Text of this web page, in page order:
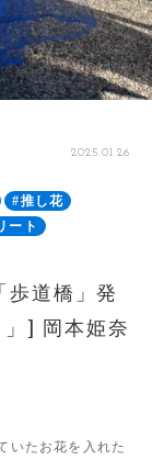
2025.01.26
#推し花
ート
道橋」発
] 岡本姫奈
いたお花を入れた